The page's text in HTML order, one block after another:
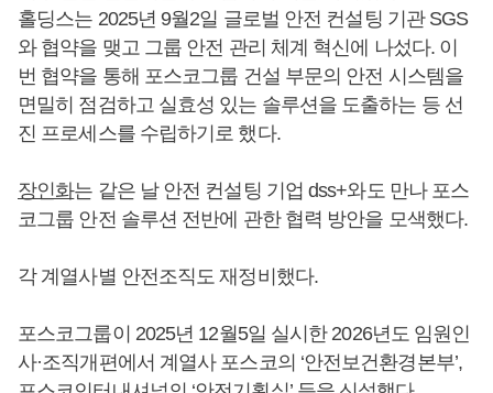
홀딩스는 2025년 9월2일 글로벌 안전 컨설팅 기관 SGS
와 협약을 맺고 그룹 안전 관리 체계 혁신에 나섰다. 이
번 협약을 통해 포스코그룹 건설 부문의 안전 시스템을
면밀히 점검하고 실효성 있는 솔루션을 도출하는 등 선
진 프로세스를 수립하기로 했다.
장인화는 같은 날 안전 컨설팅 기업 dss+와도 만나 포스
코그룹 안전 솔루션 전반에 관한 협력 방안을 모색했다.
각 계열사별 안전조직도 재정비했다.
포스코그룹이 2025년 12월5일 실시한 2026년도 임원인
사·조직개편에서 계열사 포스코의 ‘안전보건환경본부’,